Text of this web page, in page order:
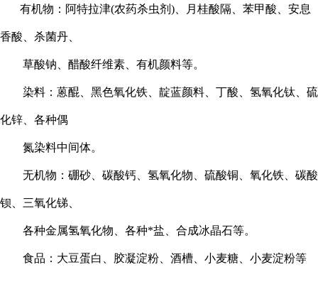
有机物：阿特拉津(农药杀虫剂)、月桂酸隔、苯甲酸、安息
香酸、杀菌丹、
草酸钠、醋酸纤维素、有机颜料等。
染料：蒽醌、黑色氧化铁、靛蓝颜料、丁酸、氢氧化钛、硫
化锌、各种偶
氮染料中间体。
无机物：硼砂、碳酸钙、氢氧化物、硫酸铜、氧化铁、碳酸
钡、三氧化锑、
各种金属氢氧化物、各种*盐、合成冰晶石等。
食品：大豆蛋白、胶凝淀粉、酒槽、小麦糖、小麦淀粉等